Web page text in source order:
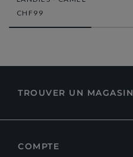
CHF99
TROUVER UN MAGASIN
COMPTE